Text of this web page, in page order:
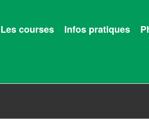
Les courses Infos pratiques